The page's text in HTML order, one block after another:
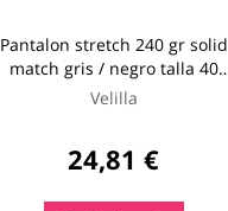
Pantalon stretch 240 gr solid
match gris / negro talla 40
velilla
Velilla
24,81 €